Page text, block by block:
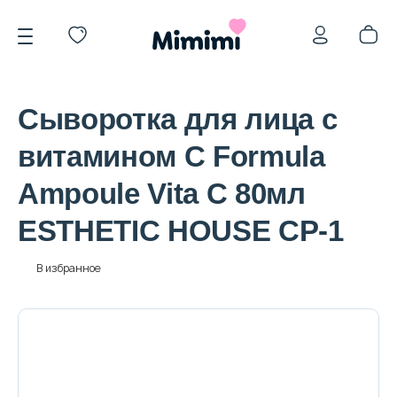
*OVERSTOCK -30%
Уход за лицом
Сыворотка для лица с
витамином С Formula
Ampoule Vita C 80мл
ESTHETIC HOUSE CP-1
В избранное